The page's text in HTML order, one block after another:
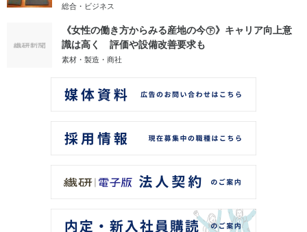
総合・ビジネス
《女性の働き方からみる産地の今㊦》キャリア向上意
識は高く 評価や設備改善要求も
素材・製造・商社